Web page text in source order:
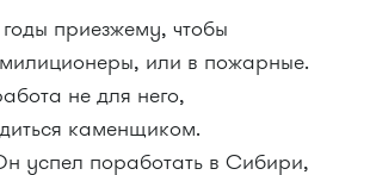
приезжему, чтобы
или в пожарные.
не для него,
каменщиком.
успел поработать в Сибири,